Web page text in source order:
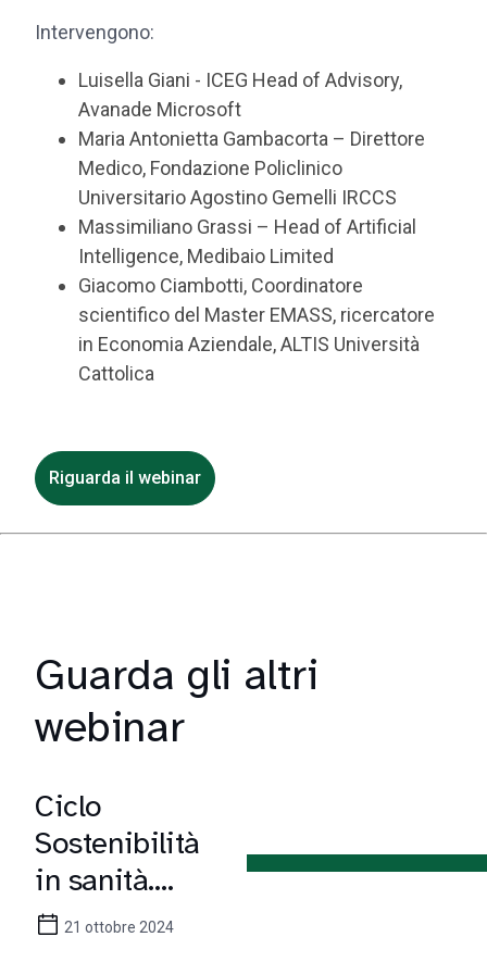
Intervengono:
Luisella Giani - ICEG Head of Advisory,
Avanade Microsoft
Maria Antonietta Gambacorta – Direttore
Medico, Fondazione Policlinico
Universitario Agostino Gemelli IRCCS
Massimiliano Grassi – Head of Artificial
Intelligence, Medibaio Limited
Giacomo Ciambotti, Coordinatore
scientifico del Master EMASS, ricercatore
in Economia Aziendale, ALTIS Università
Cattolica
Riguarda il webinar
Guarda gli altri
webinar
Ciclo
Sostenibilità
in sanità.
Generare e
21 ottobre 2024